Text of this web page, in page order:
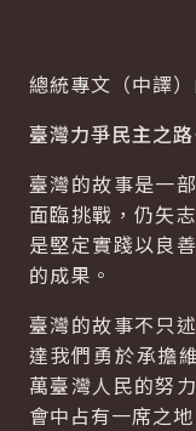
總統專文（中譯）
臺灣力爭民主之
臺灣的故事是一
面臨挑戰，仍矢
是堅定實踐以良
的成果。
臺灣的故事不只
達我們勇於承擔
萬臺灣人民的努
會中占有一席之地